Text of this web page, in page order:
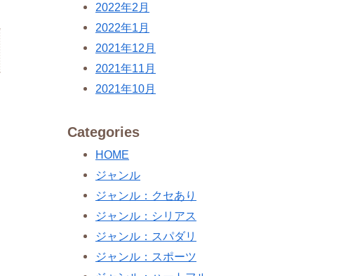
2022年2月
2022年1月
2021年12月
2021年11月
2021年10月
Categories
HOME
ジャンル
ジャンル：クセあり
ジャンル：シリアス
ジャンル：スパダリ
ジャンル：スポーツ